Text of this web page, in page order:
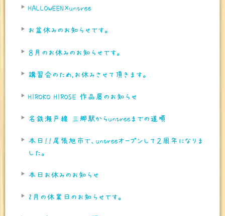
HALLOWEEN×untree
お盆休みのお知らせです。
８月のお休みのお知らせです。
講習会のため,お休みさせて頂きます。
HIROKO HIROSE 作品展のお知らせ
名鉄瀬戸線 三郷駅からuntreeまでの道順
本日！！尾張旭市で、untreeオープンして２周年になりま
した。
本日お休みのお知らせ
2月の休業日のお知らせです。